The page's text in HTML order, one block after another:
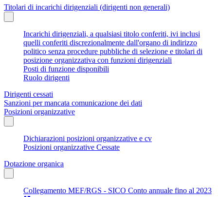
Titolari di incarichi dirigenziali (dirigenti non generali)
Incarichi dirigenziali, a qualsiasi titolo conferiti, ivi inclusi
quelli conferiti discrezionalmente dall'organo di indirizzo
politico senza procedure pubbliche di selezione e titolari di
posizione organizzativa con funzioni dirigenziali
Posti di funzione disponibili
Ruolo dirigenti
Dirigenti cessati
Sanzioni per mancata comunicazione dei dati
Posizioni organizzative
Dichiarazioni posizioni organizzative e cv
Posizioni organizzative Cessate
Dotazione organica
Collegamento MEF/RGS - SICO Conto annuale fino al 2023